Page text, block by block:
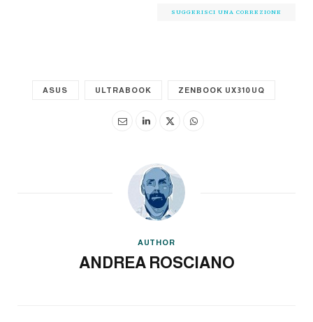
SUGGERISCI UNA CORREZIONE
ASUS ULTRABOOK ZENBOOK UX310UQ
AUTHOR
ANDREA ROSCIANO